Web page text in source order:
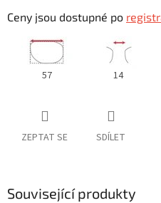
Ceny jsou dostupné po
57 14
ZEPTAT SE SDÍLET
Související produkty